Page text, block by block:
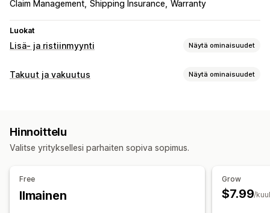
Claim Management Shipping Insurance Warranty
Luokat
Lisä- ja ristiinmyynti Näytä ominaisuudet
Mukautukset
Mukautettu CSS-koodi
Mukautetut säännöt
Tarjoukset ja suositukset
Takuut
Takuut ja vakuutus Näytä ominaisuudet
Vahingoittuneet paketit
Dynaaminen hinnoittelu Prosenttihinnoittelu
Hinnoittelu
Valitse yrityksellesi parhaiten sopiva sopimus.
Free
Ilmainen
Grow
$7.99/